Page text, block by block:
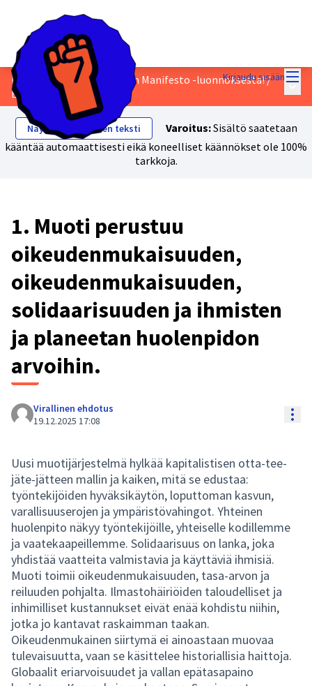
Kirjaudu sisään
Keskustele Just Transition Manifesto -luonnoksesta!/
Ehdotukset
Näytä alkuperäinen teksti Varoitus:Sisältö saatetaan
kääntää automaattisesti eikä koneelliset käännökset ole 100%
tarkkoja.
1. Muoti perustuu
oikeudenmukaisuuden,
oikeudenmukaisuuden,
solidaarisuuden ja ihmisten
ja planeetan huolenpidon
arvoihin.
Virallinen ehdotus
19.12.2025 17:08
Uusi muotijärjestelmä hylkää kapitalistisen otta-tee-
jäte-jätteen mallin ja kaiken, mitä se edustaa:
työntekijöiden hyväksikäytön, loputtoman kasvun,
varallisuuserojen ja ympäristövahingot. Yhteinen
huolenpito näkyy työntekijöille, yhteiselle kodillemme
ja vaatekaapeillemme. Solidaarisuus on lanka, joka
yhdistää vaatteita valmistavia ja käyttäviä ihmisiä.
Muoti toimii oikeudenmukaisuuden, tasa-arvon ja
reiluuden pohjalta. Ilmastohäiriöiden taloudelliset ja
inhimilliset kustannukset eivät enää kohdistu niihin,
jotka jo kantavat raskaimman taakan.
Oikeudenmukainen siirtymä ei ainoastaan muovaa
tulevaisuutta, vaan se käsittelee historiallisia haittoja.
Globaalit eriarvoisuudet ja vallan epätasapaino